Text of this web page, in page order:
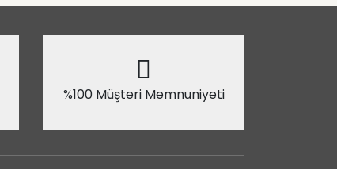
%100 Müşteri Memnuniyeti